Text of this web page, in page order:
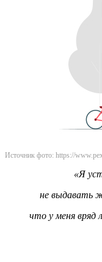
Источник фото: https://
«Я
не выдавать
что у меня вряд